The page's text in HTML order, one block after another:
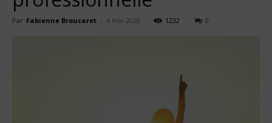
Par Fabienne Broucaret - 4 mai 2020 1232 0